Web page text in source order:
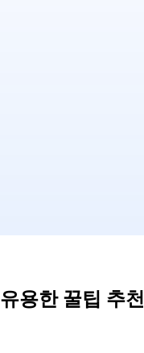
유용한 꿀팁 추천